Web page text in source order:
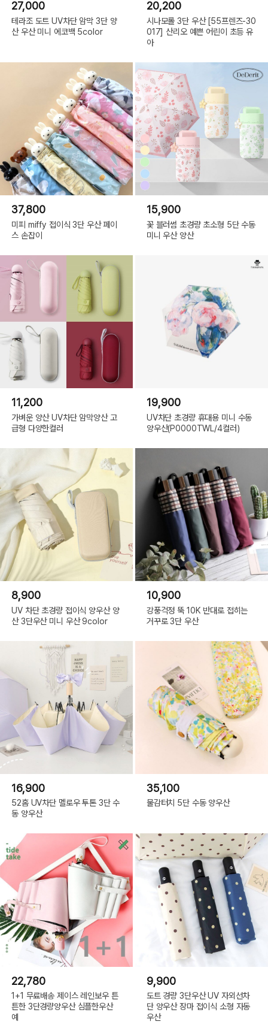
27,000
테라조 도트 UV차단 암막 3단 양
산 우산 미니 에코백 5color
20,200
시나모롤 3단 우산 [55프렌즈-30
017] 산리오 예쁜 어린이 초등 유
아
37,800
미피 miffy 접이식 3단 우산 페이
스 손잡이
15,900
꽃 블러썸 초경량 초소형 5단 수동
미니 우산 양산
11,200
가벼운 양산 UV차단 암막양산 고
급형 다양한컬러
19,900
UV차단 초경량 휴대용 미니 수동
양우산(P0000TWL/4컬러)
8,900
UV 차단 초경량 접이식 양우산 양
산 3단우산 미니 우산 9color
10,900
강풍걱정 뚝 10K 반대로 접히는
거꾸로 3단 우산
16,900
52홈 UV차단 멜로우 투톤 3단 수
동 양우산
35,100
물감터치 5단 수동 양우산
22,780
1+1 무료배송 제이스 레인보우 튼
튼한 3단경량양우산 심플한우산
예
9,900
도트 경량 3단우산 UV 자외선차
단 양우산 장마 접이식 소형 자동
우산